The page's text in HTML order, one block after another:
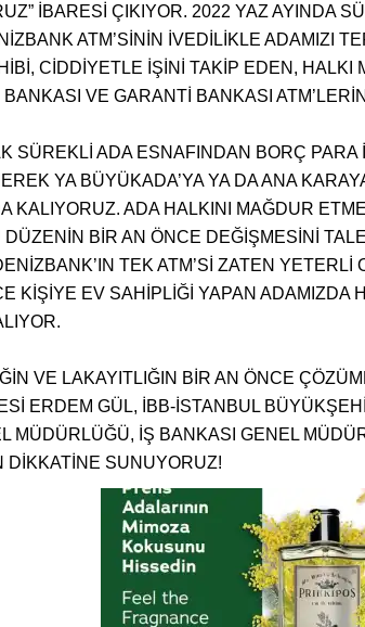
İBARESİ ÇIKIYOR. 2022 YAZ AYINDA
ATM’SİNİN İVEDİLİKLE ADAMIZI
CİDDİYETLE İŞİNİ TAKİP EDEN, HALKI
VE GARANTİ BANKASI
SÜREKLİ ADA ESNAFINDAN BORÇ
YA BÜYÜKADA’YA YA DA ANA
KALIYORUZ. ADA HALKINI MAĞDUR
BİR AN ÖNCE DEĞİŞMESİNİ
TEK ATM’Sİ ZATEN YETERLİ
KİŞİYE EV SAHİPLİĞİ YAPAN ADAMIZDA
VE LAKAYITLIĞIN BİR AN ÖNCE
ERDEM GÜL, İBB-İSTANBUL
MÜDÜRLÜĞÜ, İŞ BANKASI GENEL
DİKKATİNE SUNUYORUZ!